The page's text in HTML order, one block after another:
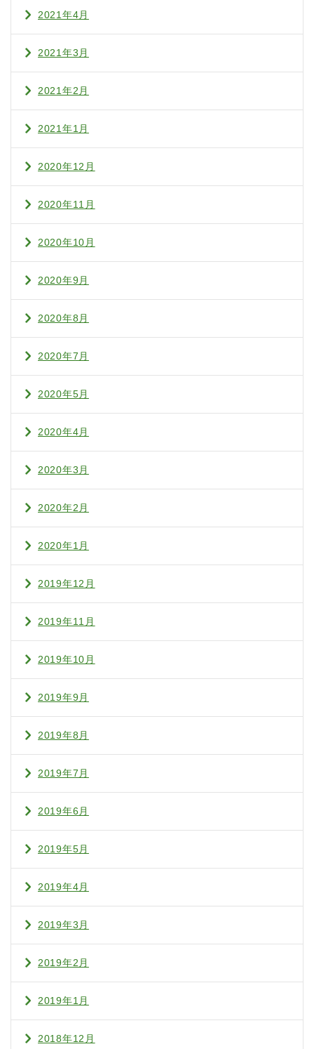
2021年4月
2021年3月
2021年2月
2021年1月
2020年12月
2020年11月
2020年10月
2020年9月
2020年8月
2020年7月
2020年5月
2020年4月
2020年3月
2020年2月
2020年1月
2019年12月
2019年11月
2019年10月
2019年9月
2019年8月
2019年7月
2019年6月
2019年5月
2019年4月
2019年3月
2019年2月
2019年1月
2018年12月